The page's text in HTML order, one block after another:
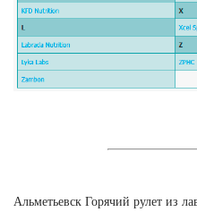
Альметьевск Горячий рулет из